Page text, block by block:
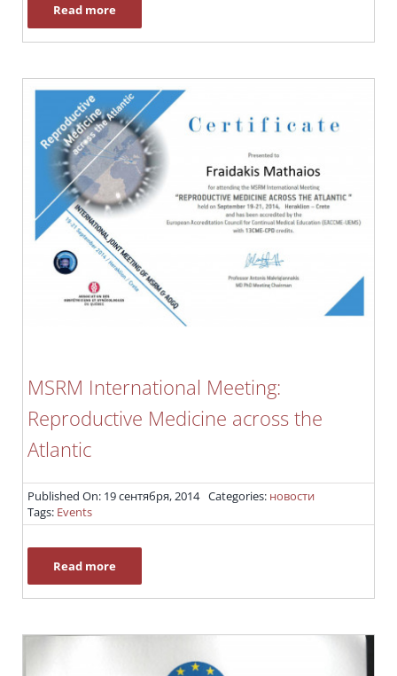
Read more
MSRM International Meeting:
Reproductive Medicine across the
Atlantic
Published On: 19 сентября, 2014 Categories: новости
Tags: Events
Read more